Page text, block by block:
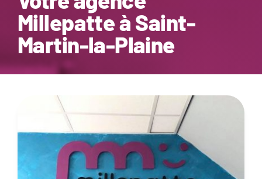
Millepatte à Saint-
Martin-la-Plaine